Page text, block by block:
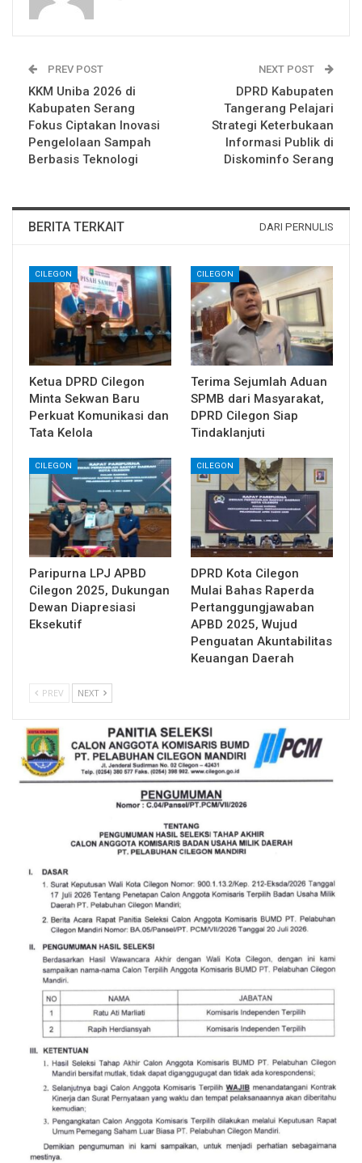
PREV POST
KKM Uniba 2026 di
Kabupaten Serang
Fokus Ciptakan Inovasi
Pengelolaan Sampah
Berbasis Teknologi
NEXT POST
DPRD Kabupaten
Tangerang Pelajari
Strategi Keterbukaan
Informasi Publik di
Diskominfo Serang
BERITA TERKAIT DARI PERNULIS
CILEGON
Ketua DPRD Cilegon
Minta Sekwan Baru
Perkuat Komunikasi dan
Tata Kelola
CILEGON
Terima Sejumlah Aduan
SPMB dari Masyarakat,
DPRD Cilegon Siap
Tindaklanjuti
CILEGON
Paripurna LPJ APBD
Cilegon 2025, Dukungan
Dewan Diapresiasi
Eksekutif
CILEGON
DPRD Kota Cilegon
Mulai Bahas Raperda
Pertanggungjawaban
APBD 2025, Wujud
Penguatan Akuntabilitas
Keuangan Daerah
PREV NEXT